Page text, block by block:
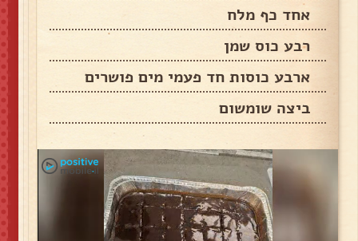
אחד כף מלח
רבע כוס שמן
ארבע כוסות חד פעמי מים פושרים
ביצה שומשום